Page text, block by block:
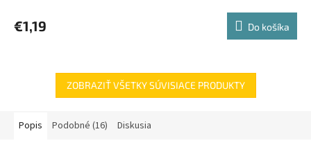
€1,19 Do košíka
ZOBRAZIŤ VŠETKY SÚVISIACE PRODUKTY
Popis Podobné (16) Diskusia